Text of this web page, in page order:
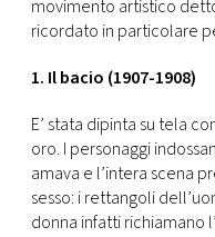
movimento artistico
ricordato in particolare
1. Il bacio (1907-1908)
E’ stata dipinta su tela
oro. I personaggi
amava e l’intera scena
sesso: i rettangoli
donna infatti richiamano